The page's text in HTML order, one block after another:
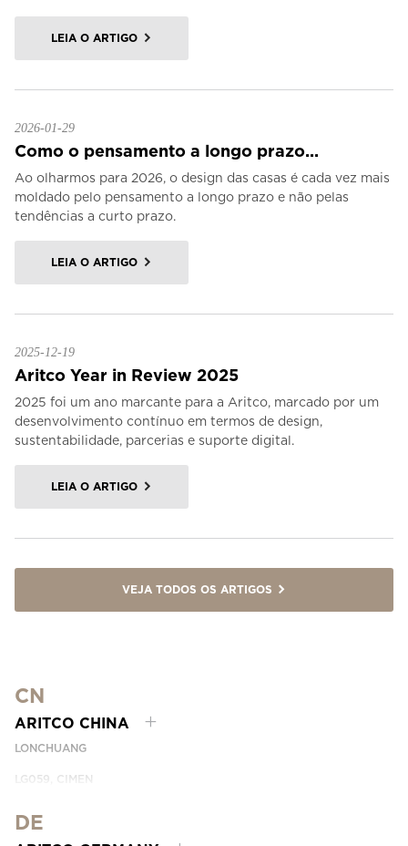
LEIA O ARTIGO
2026-01-29
Como o pensamento a longo prazo...
Ao olharmos para 2026, o design das casas é cada vez mais
moldado pelo pensamento a longo prazo e não pelas
tendências a curto prazo.
LEIA O ARTIGO
2025-12-19
Aritco Year in Review 2025
2025 foi um ano marcante para a Aritco, marcado por um
desenvolvimento contínuo em termos de design,
sustentabilidade, parcerias e suporte digital.
LEIA O ARTIGO
VEJA TODOS OS ARTIGOS
CN
ARITCO CHINA
LONCHUANG
LG059, CIMEN
SHANGHAI, CHINA
EMAIL:INFO.CHINA@ARITCO.COM
DE